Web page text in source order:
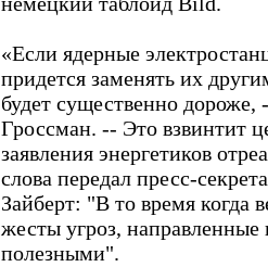
«Если ядерные
придется заменять их
будет существенно
Гроссман. -- Это взвинтит
заявления энергетиков
слова передал пресс-
Зайберт: "В то время когда
жесты угроз, направленные
полезными".